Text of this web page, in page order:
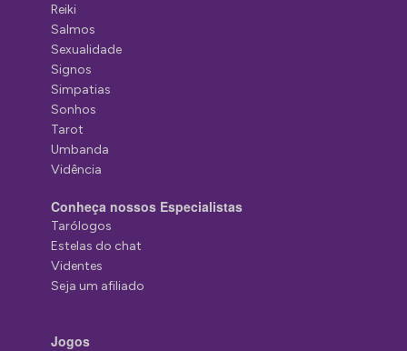
Reiki
Salmos
Sexualidade
Signos
Simpatias
Sonhos
Tarot
Umbanda
Vidência
Conheça nossos Especialistas
Tarólogos
Estelas do chat
Videntes
Seja um afiliado
Jogos